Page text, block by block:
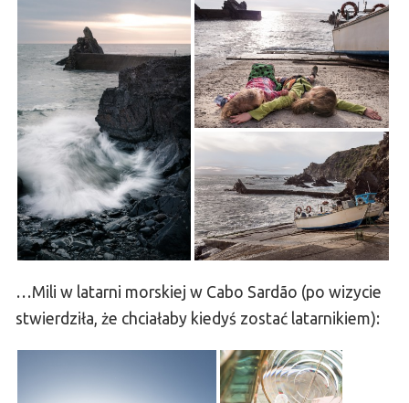
…Mili w latarni morskiej w Cabo Sardão (po wizycie
stwierdziła, że chciałaby kiedyś zostać latarnikiem):